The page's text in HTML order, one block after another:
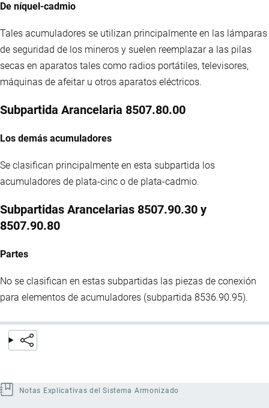
De níquel-cadmio
Tales acumuladores se utilizan principalmente en las lámparas
de seguridad de los mineros y suelen reemplazar a las pilas
secas en aparatos tales como radios portátiles, televisores,
máquinas de afeitar u otros aparatos eléctricos.
Subpartida Arancelaria 8507.80.00
Los demás acumuladores
Se clasifican principalmente en esta subpartida los
acumuladores de plata-cinc o de plata-cadmio.
Subpartidas Arancelarias 8507.90.30 y
8507.90.80
Partes
No se clasifican en estas subpartidas las piezas de conexión
para elementos de acumuladores (subpartida 8536.90.95).
Notas Explicativas del Sistema Armonizado